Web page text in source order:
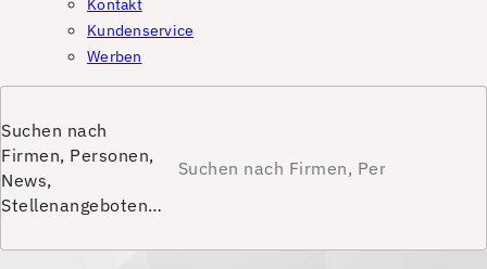
Kontakt
Kundenservice
Werben
Suchen nach
Firmen, Personen,
News,
Stellenangeboten…